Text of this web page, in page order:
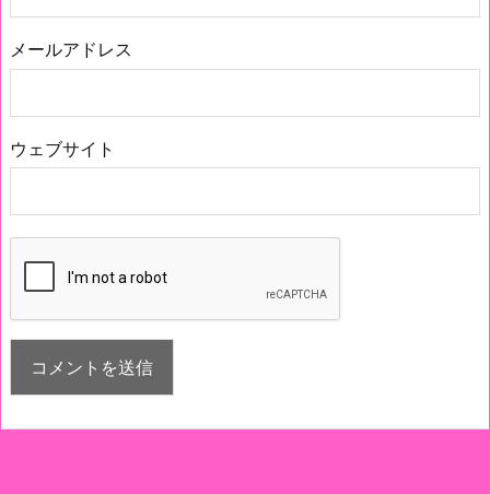
メールアドレス
ウェブサイト